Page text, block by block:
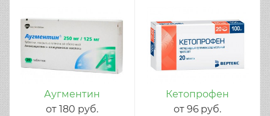
Аугментин
от180 руб.
Кетопрофен
от 96 руб.